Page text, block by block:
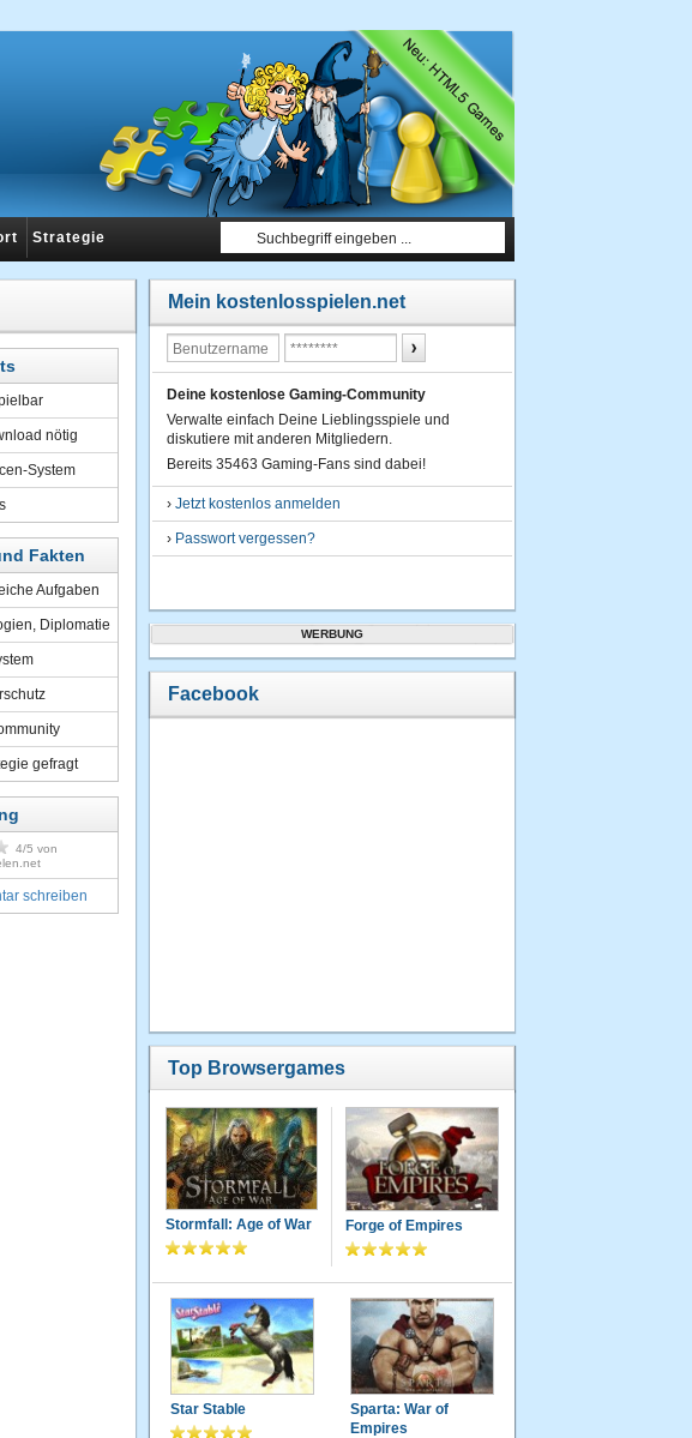
Strategie
nötig
System
Fakten
Aufgaben
Diplomatie
gefragt
4/5 von
schreiben
Mein kostenlosspielen.net
Deine kostenlose Gaming-Community
Verwalte einfach Deine Lieblingsspiele und
diskutiere mit anderen Mitgliedern.
Bereits 35463 Gaming-Fans sind dabei!
› Jetzt kostenlos anmelden
› Passwort vergessen?
WERBUNG
Facebook
Top Browsergames
Stormfall: Age of War Forge of Empires
Star Stable
Sparta: War of
Empires